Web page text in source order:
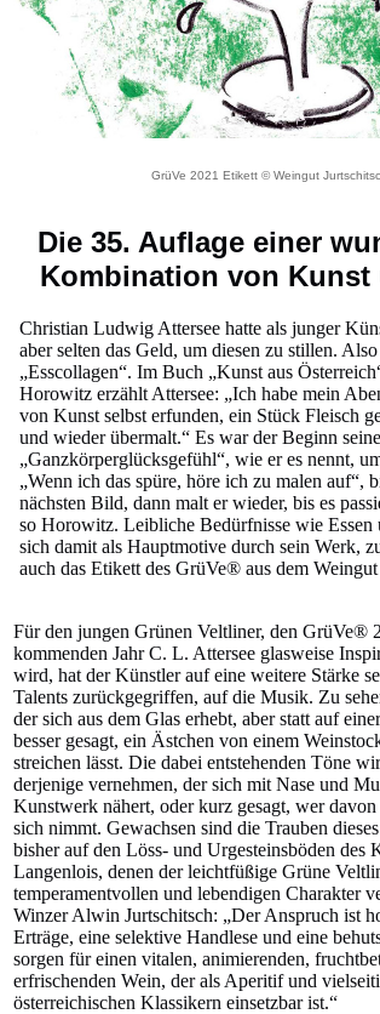
GrüVe 2021 Etikett © Weingut
Die 35. Auflage einer
Kombination von Kunst
Christian Ludwig Attersee hatte als junger
aber selten das Geld, um diesen zu stillen.
„Esscollagen“. Im Buch „Kunst aus
Horowitz erzählt Attersee: „Ich habe mein
von Kunst selbst erfunden, ein Stück Fleisch
und wieder übermalt.“ Es war der Beginn
„Ganzkörperglücksgefühl“, wie er es nennt,
„Wenn ich das spüre, höre ich zu malen auf“,
nächsten Bild, dann malt er wieder, bis es
so Horowitz. Leibliche Bedürfnisse wie Essen
sich damit als Hauptmotive durch sein Werk,
auch das Etikett des GrüVe® aus dem
Für den jungen Grünen Veltliner, den GrüVe®
kommenden Jahr C. L. Attersee glasweise
wird, hat der Künstler auf eine weitere Stärke
Talents zurückgegriffen, auf die Musik. Zu
der sich aus dem Glas erhebt, aber statt auf
besser gesagt, ein Ästchen von einem
streichen lässt. Die dabei entstehenden Töne
derjenige vernehmen, der sich mit Nase und
Kunstwerk nähert, oder kurz gesagt, wer
sich nimmt. Gewachsen sind die Trauben
bisher auf den Löss- und Urgesteinsböden des
Langenlois, denen der leichtfüßige Grüne
temperamentvollen und lebendigen Charakter
Winzer Alwin Jurtschitsch: „Der Anspruch ist
Erträge, eine selektive Handlese und eine
sorgen für einen vitalen, animierenden,
erfrischenden Wein, der als Aperitif und
österreichischen Klassikern einsetzbar ist.“